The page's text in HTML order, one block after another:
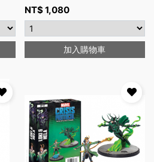
NT$1,080
加入購物車